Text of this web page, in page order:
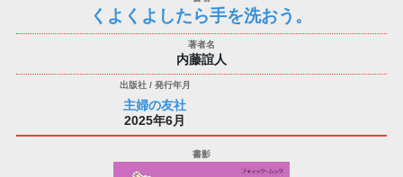
くよくよしたら手を洗おう。
内藤誼人
主婦の友社
2025年6月